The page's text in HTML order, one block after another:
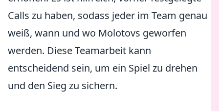
Calls zu haben, sodass jeder im Team genau
weiß, wann und wo Molotovs geworfen
werden. Diese Teamarbeit kann
entscheidend sein, um ein Spiel zu drehen
und den Sieg zu sichern.